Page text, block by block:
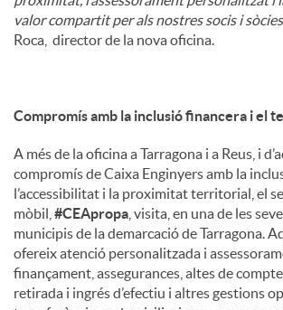
valor compartit per als nostres socis i
Roca, director de la nova oficina.
Compromís amb la inclusió financera i el
A més de la oficina a Tarragona i a Reus, i
compromís de Caixa Enginyers amb la
l’accessibilitat i la proximitat territorial, el
mòbil, #CEApropa , visita, en una de les
municipis de la demarcació de Tarragona.
ofereix atenció personalitzada i
finançament, assegurances, altes de
retirada i ingrés d’efectiu i altres gestions